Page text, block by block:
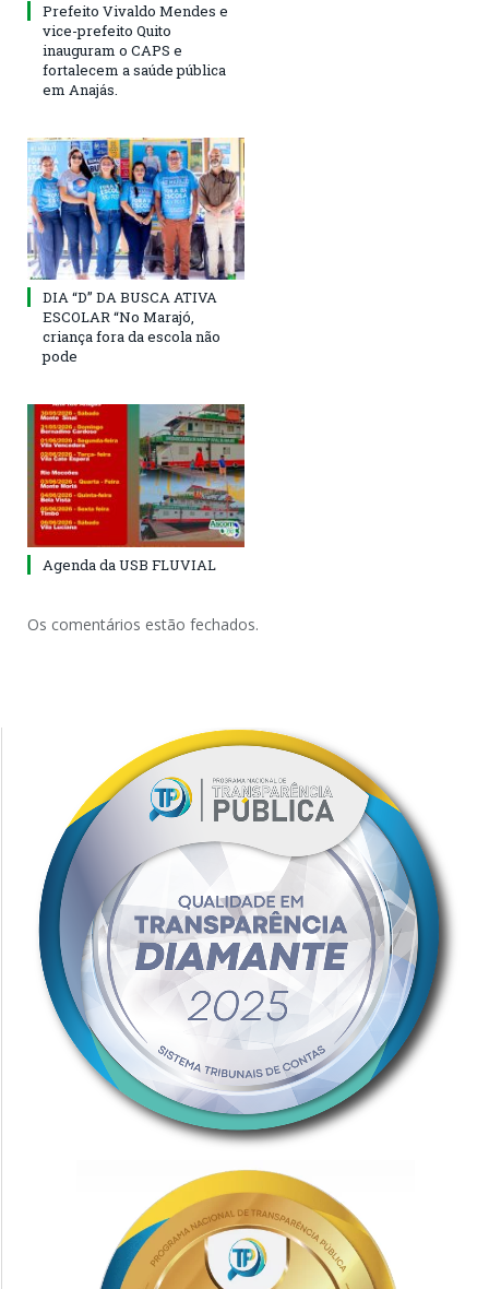
Prefeito Vivaldo Mendes e
vice-prefeito Quito
inauguram o CAPS e
fortalecem a saúde pública
em Anajás.
DIA “D” DA BUSCA ATIVA
ESCOLAR “No Marajó,
criança fora da escola não
pode
Agenda da USB FLUVIAL
Os comentários estão fechados.